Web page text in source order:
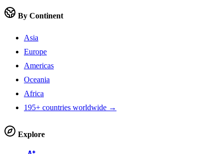
By Continent
Asia
Europe
Americas
Oceania
Africa
195+ countries worldwide →
Explore